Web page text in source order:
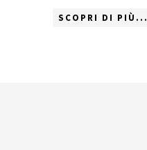
SCOPRI DI PIÙ...